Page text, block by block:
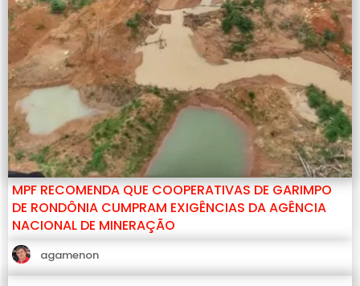
MPF RECOMENDA QUE COOPERATIVAS DE GARIMPO
DE RONDÔNIA CUMPRAM EXIGÊNCIAS DA AGÊNCIA
NACIONAL DE MINERAÇÃO
agamenon